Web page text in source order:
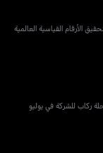
الأرقام القياسية العالمية
ركاب للشركة في يوليو